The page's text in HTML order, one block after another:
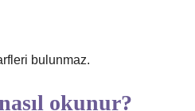
bulunmaz.
okunur?